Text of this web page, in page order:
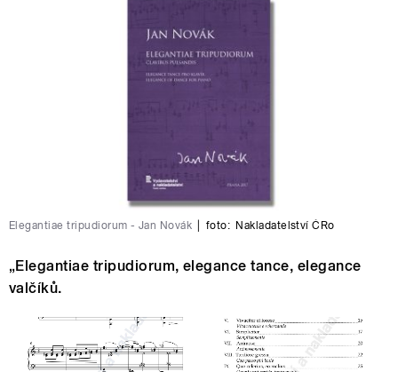
Elegantiae tripudiorum - Jan Novák foto: Nakladatelství ČRo
„Elegantiae tripudiorum, elegance tance, elegance
valčíků.